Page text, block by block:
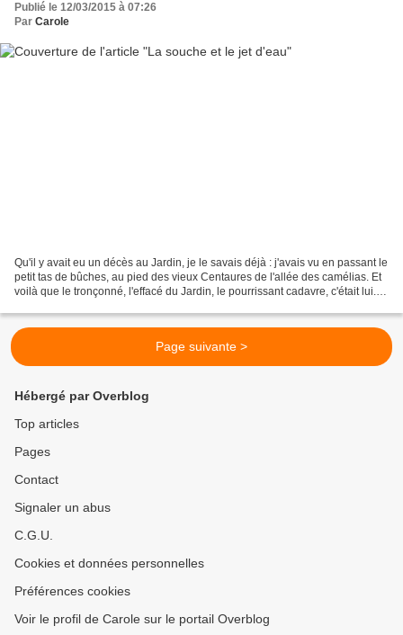
Publié le 12/03/2015 à 07:26
Par Carole
Qu'il y avait eu un décès au Jardin, je le savais déjà : j'avais vu en passant le
petit tas de bûches, au pied des vieux Centaures de l'allée des camélias. Et
voilà que le tronçonné, l'effacé du Jardin, le pourrissant cadavre, c'était lui.
Page suivante >
Hébergé par Overblog
Top articles
Pages
Contact
Signaler un abus
C.G.U.
Cookies et données personnelles
Préférences cookies
Voir le profil de Carole sur le portail Overblog